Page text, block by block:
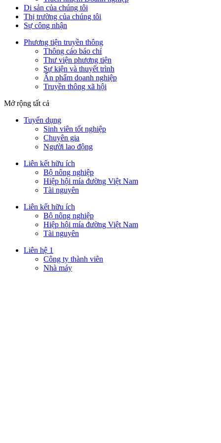
Di sản của chúng tôi
Thị trường của chúng tôi
Sự công nhận
Phương tiện truyền thông
Thông cáo báo chí
Thư viện phương tiện
Sự kiện và thuyết trình
Ấn phẩm doanh nghiệp
Truyền thông xã hội
Mở rộng tất cả
Tuyển dụng
Sinh viên tốt nghiệp
Chuyên gia
Người lao động
Liên kết hữu ích
Bộ nông nghiệp
Hiệp hội mía đường Việt Nam
Tài nguyên
Liên kết hữu ích
Bộ nông nghiệp
Hiệp hội mía đường Việt Nam
Tài nguyên
Liên hệ 1
Công ty thành viên
Nhà máy